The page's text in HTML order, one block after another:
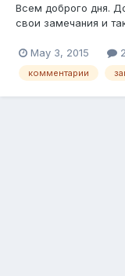
Всем доброго дня.
свои замечания и
(счете на оплату),
покупателю после
комментарии к
May 3, 2015
комментарии